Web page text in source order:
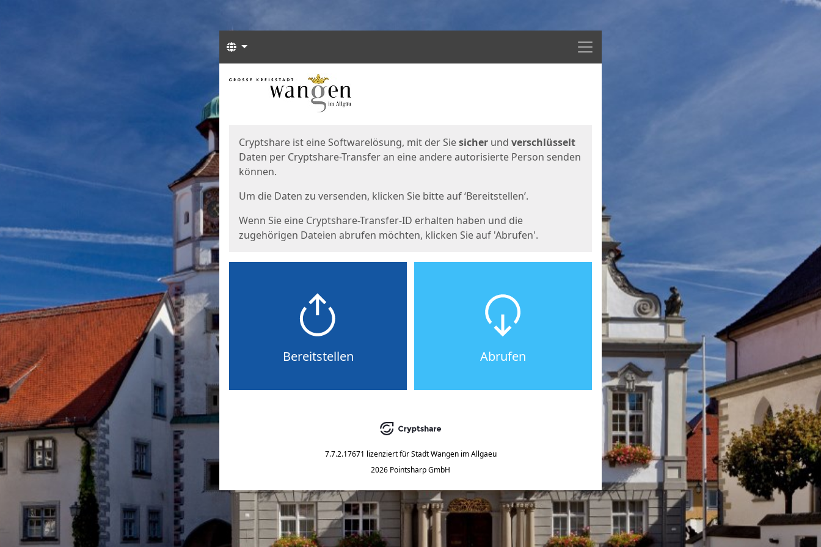
Menü
Sprachen
Start
Cryptshare ist eine Softwarelösung, mit der Siesicher und verschlüsselt
Daten per Cryptshare-Transfer an eine andere autorisierte Person senden
können.
Um die Daten zu versenden, klicken Sie bitte auf ‘Bereitstellen’.
Wenn Sie eine Cryptshare-Transfer-ID erhalten haben und die
zugehörigen Dateien abrufen möchten, klicken Sie auf 'Abrufen'.
Bereitstellen Abrufen
7.7.2.17671 lizenziert für Stadt Wangen im Allgaeu
2026 Pointsharp GmbH